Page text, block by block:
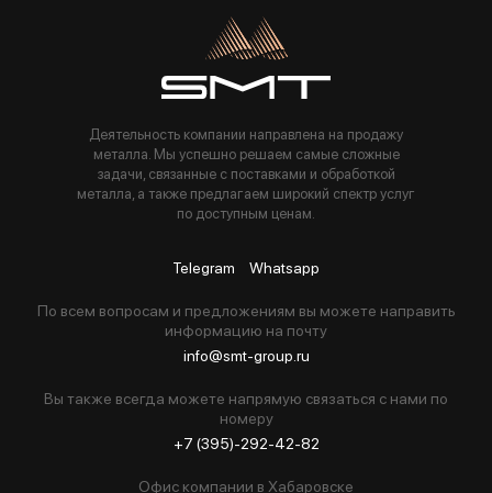
Пользуясь данной формой вы соглашаетесь с политикой компании
Деятельность компании направлена на продажу
металла. Мы успешно решаем самые сложные
задачи, связанные с поставками и обработкой
металла, а также предлагаем широкий спектр услуг
по доступным ценам.
Telegram Whatsapp
По всем вопросам и предложениям вы можете направить
информацию на почту
info@smt-group.ru
Вы также всегда можете напрямую связаться с нами по
номеру
+7 (395)-292-42-82
Офис компании в Хабаровске